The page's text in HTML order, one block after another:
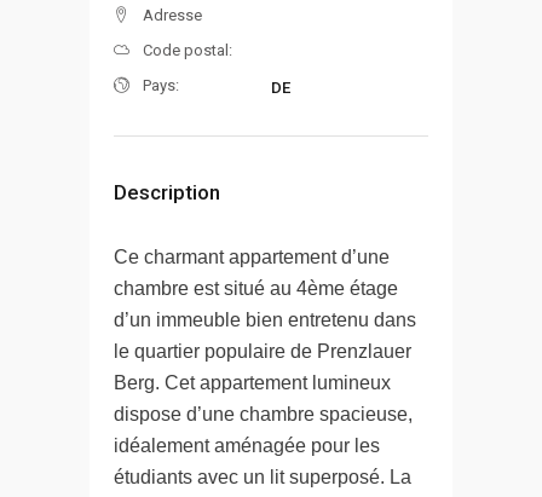
Adresse
Code postal:
Pays:
DE
Description
Ce charmant appartement d’une
chambre est situé au 4ème étage
d’un immeuble bien entretenu dans
le quartier populaire de Prenzlauer
Berg. Cet appartement lumineux
dispose d’une chambre spacieuse,
idéalement aménagée pour les
étudiants avec un lit superposé. La